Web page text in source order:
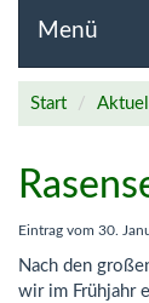
von
Menü
Start
Eintrag vom 30.
Nach den
wir im Frühjahr